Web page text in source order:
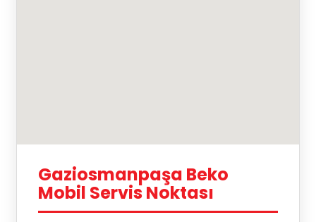
Gaziosmanpaşa Beko
Mobil Servis Noktası